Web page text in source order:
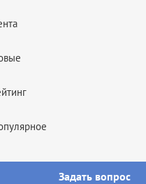
Задать вопрос